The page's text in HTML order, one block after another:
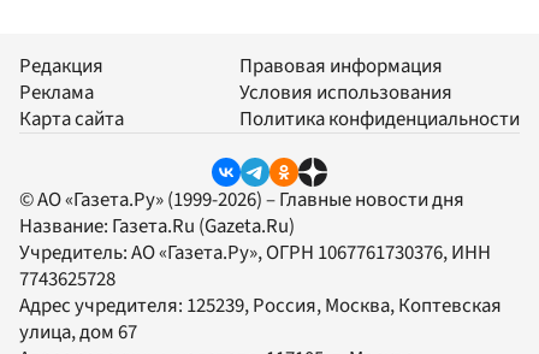
Редакция
Реклама
Карта сайта
Правовая информация
Условия использования
Политика конфиденциальности
© АО «Газета.Ру» (1999-2026) – Главные новости дня
Название: Газета.Ru (Gazeta.Ru)
Учредитель:АО «Газета.Ру», ОГРН 1067761730376, ИНН
7743625728
Адрес учредителя: 125239, Россия, Москва, Коптевская
улица, дом 67